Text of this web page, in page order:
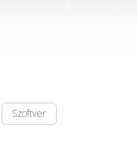
Szoftver